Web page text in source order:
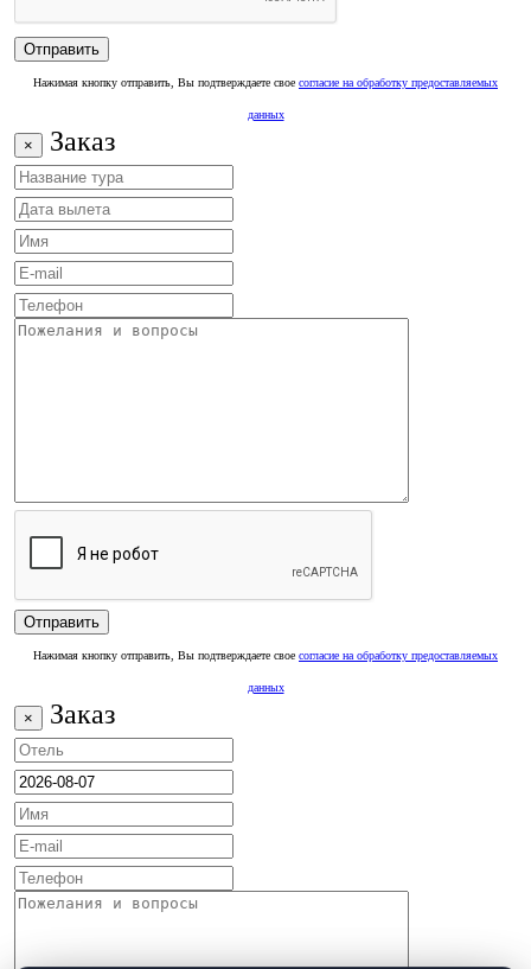
Нажимая кнопку отправить, Вы подтверждаете свое согласие на обработку предоставляемых
данных
× Заказ
Нажимая кнопку отправить, Вы подтверждаете свое согласие на обработку предоставляемых
данных
× Заказ